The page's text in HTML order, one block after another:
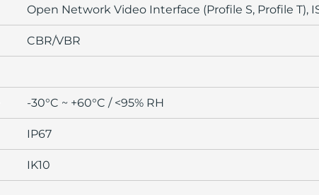
Open Network Video Interface (Profile S, Profile T),
CBR/VBR
-30°C ~ +60°C / <95% RH
IP67
IK10